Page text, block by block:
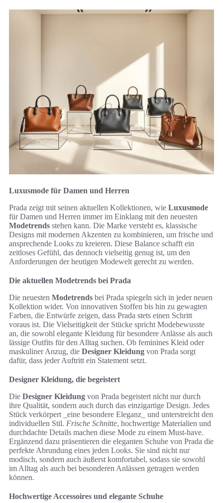
Luxusmode für Damen und Herren
Prada zeigt mit seinen aktuellen Kollektionen, wie Luxusmode
für Damen und Herren immer im Einklang mit den neuesten
Modetrends stehen kann. Die Marke versteht es, klassische
Designs mit modernen Akzenten zu kombinieren, um frische und
ansprechende Looks zu kreieren. Diese Balance schafft ein
zeitloses Gefühl, das dennoch vielseitig genug ist, um den
Anforderungen der heutigen Modewelt gerecht zu werden.
Die aktuellen Modetrends bei Prada
Die neuesten Modetrends bei Prada spiegeln sich in jeder neuen
Kollektion wider. Von innovativen Stoffen bis hin zu gewagten
Farben, die Entwürfe zeigen, dass Prada stets einen Schritt
voraus ist. Die Vielseitigkeit der Stücke spricht Modebewusste
an, die sowohl elegante Kleidung für besondere Anlässe als auch
lässige Outfits für den Alltag suchen. Ob feminines Kleid oder
maskuliner Anzug, die Designer Kleidung von Prada sorgt
dafür, dass jeder Auftritt ein Statement setzt.
Designer Kleidung, die begeistert
Die Designer Kleidung von Prada begeistert nicht nur durch
ihre Qualität, sondern auch durch das einzigartige Design. Jedes
Stück verkörpert _eine besondere Eleganz_ und unterstreicht den
individuellen Stil. Frische Schnitte, hochwertige Materialien und
durchdachte Details machen diese Mode zu einem Must-have.
Ergänzend dazu präsentieren die eleganten Schuhe von Prada die
perfekte Abrundung eines jeden Looks. Sie sind nicht nur
modisch, sondern auch äußerst komfortabel, sodass sie sowohl
im Alltag als auch bei besonderen Anlässen getragen werden
können.
Hochwertige Accessoires und elegante Schuhe